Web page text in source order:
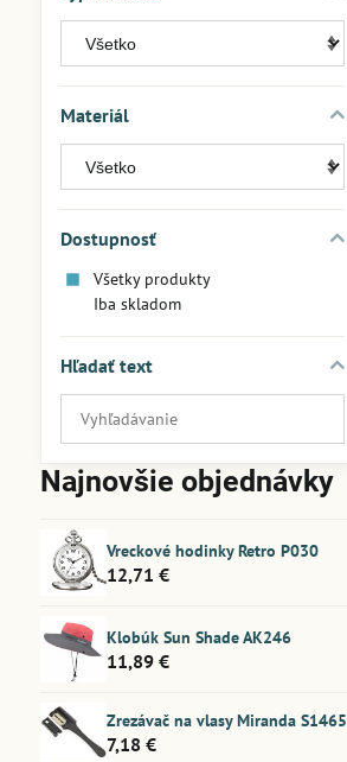
Materiál
Dostupnosť
Všetky produkty
Iba skladom
Hľadať text
Prehľadať
výsledky
filtra
fulltextom
Najnovšie objednávky
Vreckové hodinky Retro P030
12,71 €
Klobúk Sun Shade AK246
11,89 €
Zrezávač na vlasy Miranda S1465
7,18 €